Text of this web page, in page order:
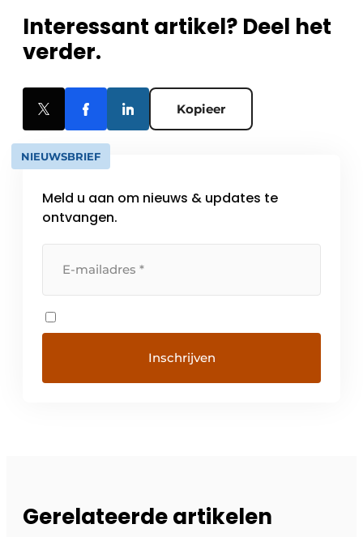
Interessant artikel? Deel het
verder.
Kopieer
NIEUWSBRIEF
Meld u aan om nieuws & updates te
ontvangen.
Gerelateerde artikelen